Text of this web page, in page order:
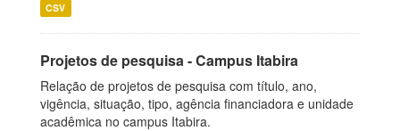
CSV
Projetos de pesquisa - Campus Itabira
Relação de projetos de pesquisa com título, ano,
vigência, situação, tipo, agência financiadora e unidade
acadêmica no campus Itabira.